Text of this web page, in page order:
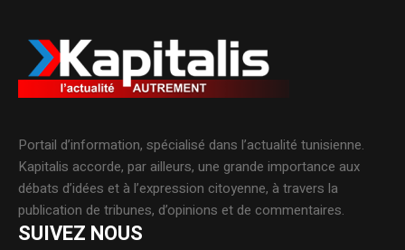
Portail d’information, spécialisé dans l’actualité tunisienne.
Kapitalis accorde, par ailleurs, une grande importance aux
débats d’idées et à l’expression citoyenne, à travers la
publication de tribunes, d’opinions et de commentaires.
SUIVEZ NOUS